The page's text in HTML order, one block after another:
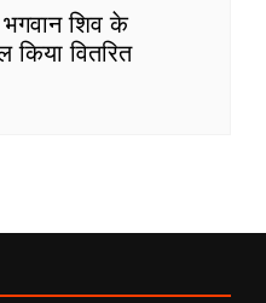
भगवान शिव के
वितरित